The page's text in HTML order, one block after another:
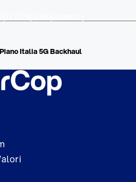
Piano Italia 5G Backhaul